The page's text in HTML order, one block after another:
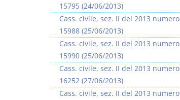
15795 (24/06/2013)
Cass. civile, sez. II del 2013 numero
15988 (25/06/2013)
Cass. civile, sez. II del 2013 numero
15990 (25/06/2013)
Cass. civile, sez. II del 2013 numero
16252 (27/06/2013)
Cass. civile, sez. II del 2013 numero